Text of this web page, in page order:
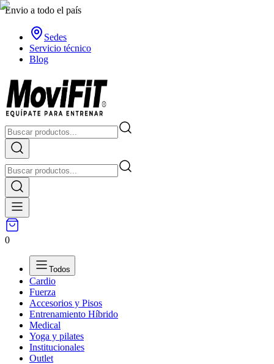
Envio a todo el país
Sedes
Servicio técnico
Blog
0
Todos
Cardio
Fuerza
Accesorios y Pisos
Entrenamiento Híbrido
Medical
Yoga y pilates
Institucionales
Outlet